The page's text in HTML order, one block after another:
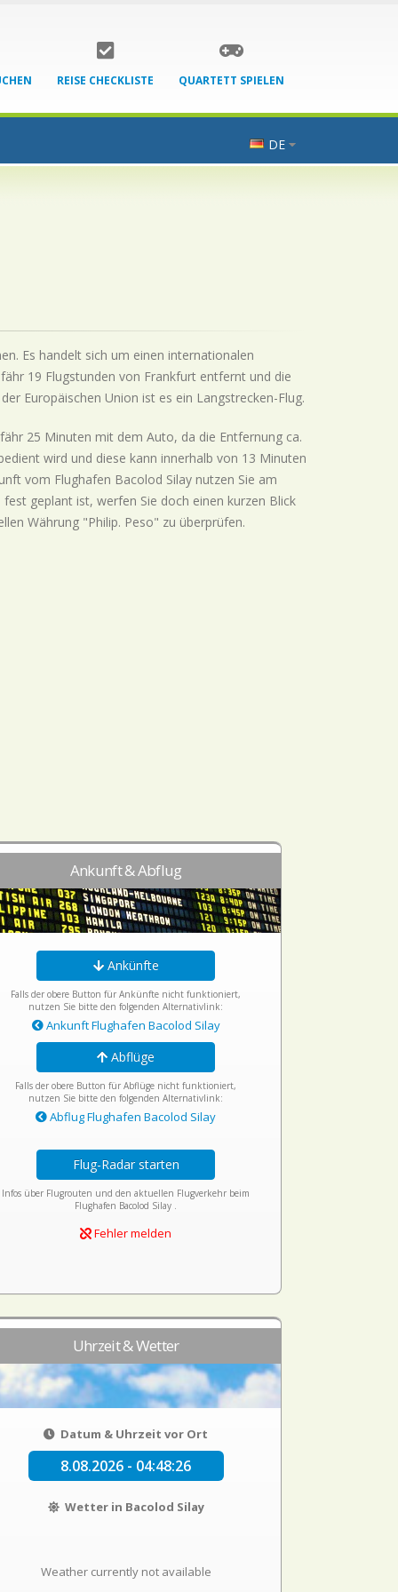
REISE CHECKLISTE QUARTETT SPIELEN
DE
Es handelt sich um einen internationalen
19 Flugstunden von Frankfurt entfernt und die
Europäischen Union ist es ein Langstrecken-Flug.
25 Minuten mit dem Auto, da die Entfernung ca.
wird und diese kann innerhalb von 13 Minuten
vom Flughafen Bacolod Silay nutzen Sie am
geplant ist, werfen Sie doch einen kurzen Blick
Währung "Philip. Peso" zu überprüfen.
Ankunft & Abflug
Ankünfte
Falls der obere Button für Ankünfte nicht funktioniert,
nutzen Sie bitte den folgenden Alternativlink:
Ankunft Flughafen Bacolod Silay
Abflüge
Falls der obere Button für Abflüge nicht funktioniert,
nutzen Sie bitte den folgenden Alternativlink:
Abflug Flughafen Bacolod Silay
Flug-Radar starten
Infos über Flugrouten und den aktuellen Flugverkehr beim
Flughafen Bacolod Silay .
Fehler melden
Uhrzeit & Wetter
Datum & Uhrzeit vor Ort
8.08.2026 - 04:48:26
Wetter in Bacolod Silay
Weather currently not available